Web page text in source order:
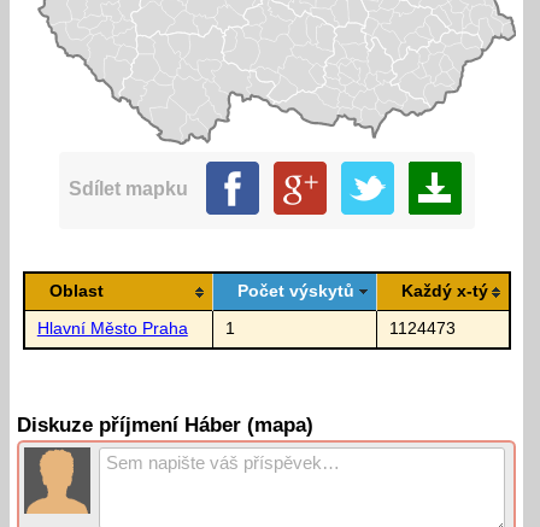
Sdílet mapku
Oblast Počet výskytů Každý x-tý
Hlavní Město Praha 1 1124473
Diskuze příjmení Háber (mapa)